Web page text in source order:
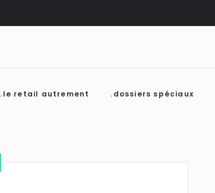
.le retail autrement .dossiers spéciaux